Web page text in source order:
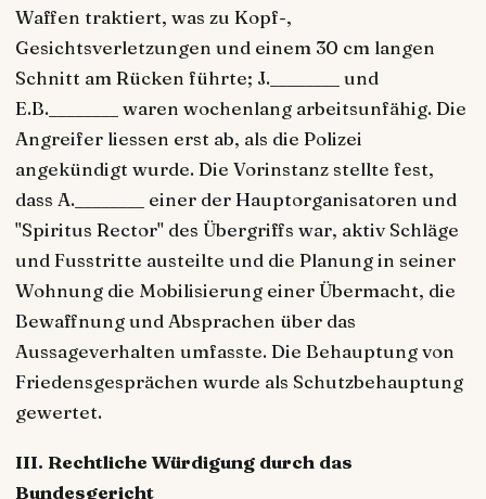
Waffen traktiert, was zu Kopf-,
Gesichtsverletzungen und einem 30 cm langen
Schnitt am Rücken führte; J.________ und
E.B.________ waren wochenlang arbeitsunfähig. Die
Angreifer liessen erst ab, als die Polizei
angekündigt wurde. Die Vorinstanz stellte fest,
dass A.________ einer der Hauptorganisatoren und
"Spiritus Rector" des Übergriffs war, aktiv Schläge
und Fusstritte austeilte und die Planung in seiner
Wohnung die Mobilisierung einer Übermacht, die
Bewaffnung und Absprachen über das
Aussageverhalten umfasste. Die Behauptung von
Friedensgesprächen wurde als Schutzbehauptung
gewertet.
III. Rechtliche Würdigung durch das
Bundesgericht